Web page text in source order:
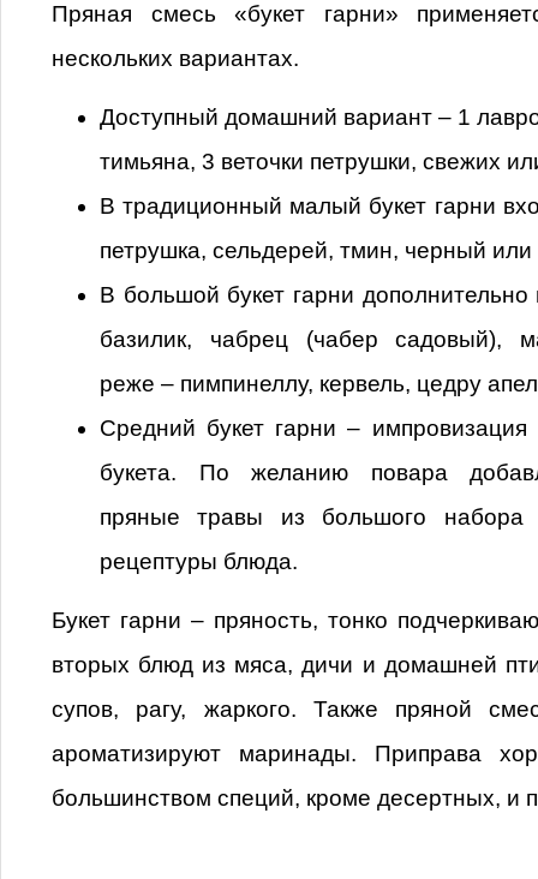
Пряная смесь «букет гарни»
нескольких вариантах.
Доступный домашний вариант – 1
тимьяна, 3 веточки петрушки, свежих
В традиционный малый букет гарни
петрушка, сельдерей, тмин, черный
В большой букет гарни дополнительно
базилик, чабрец (чабер садовый),
реже – пимпинеллу, кервель, цедру
Средний букет гарни –
букета. По желанию повара
пряные травы из большого набора
рецептуры блюда.
Букет гарни – пряность, тонко
вторых блюд из мяса, дичи и домашней
супов, рагу, жаркого. Также пряной
ароматизируют маринады. Приправа
большинством специй, кроме десертных, и